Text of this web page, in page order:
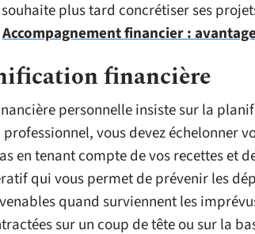
plus tard concrétiser ses
Accompagnement financier :
financière
personnelle insiste sur la
vous devez échelonner
en tenant compte de vos recettes et
qui vous permet de prévenir les
quand surviennent les
sur un coup de tête ou sur la